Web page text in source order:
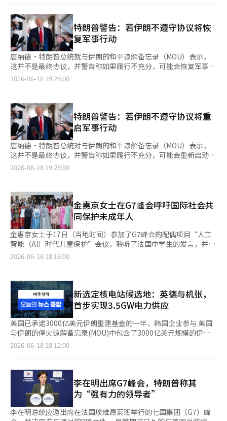
的七国集团（G7）峰会期间与记者会面时表示，如果对该MOU不
满意，将会恢复轰炸。他重申，如果德黑兰不遵守协议，将可能重
新发动战争，并指出此次协议的目的是阻止伊朗拥有核武器。 他
批评了奥巴马前总统在2015年签署的伊朗核协议（JCPOA），称
其是通往核武器的道路。相对而言，他表示此次MOU是“阻断这
条道路的机制”，并称美国的目标是确保伊朗无法开发或购买核武
器。 根据美联社公布的美国提案，协议内容包括停止敌对行为、
重新开放霍尔木兹海峡通航、通过外交手段解决伊朗核问题、减轻
谈判，双方可在达成一致的情况下延长期限。 特朗普总统提到关
于解冻资产的问题时表示：“那不是我们的钱，而是他们的钱”，
并指出“在某个时刻必须归还”。不过，他强调“减轻制裁和恢复
投资等经济利益必须以伊朗遵守承诺为前提”。他否认了关于美国
直接投资3000亿美元（约454万亿韩元）重建基金或施压海湾国家
出资的报道。 此次协议的达成似乎也受到战争长期化带来的经济
压力的影响。特朗普总统表示：“如果冲突持续，油价可能会急剧
上涨，市场不安加剧”，并表示“不希望出现经济灾难”。国际油
行动的警告后，部分跌幅有所回升。 在弹道导弹问题上，特朗普
表现出较为灵活的态度。他表示：“在其他国家拥有导弹的情况
下，仅限制伊朗的部分导弹是不公平的。”这表明，虽然核武器开
发受到限制，但弹道导弹问题可以在后续谈判中单独处理。 此次
MOU是美国与伊朗之间停止军事冲突的起点，但在最终协议达成
之前，仍需就核活动的验证、制裁解除的时机、冻结资产的解冻、
重建基金及导弹问题等进行谈判。特朗普总统公开提及若履行失败
将恢复轰炸的可能性，预计谈判过程中的紧张局势将持续。※ 本
特朗普警告：若伊朗不遵守协议将恢
复军事行动
唐纳德·特朗普总统就与伊朗的和平谅解备忘录（MOU）表示，
这并不是最终协议，并警告称如果履行不充分，可能会恢复军事行
动。美国的提案中包括阻止伊朗核武器开发、重新开放霍尔木兹海
举行的七国集团（G7）峰会期间与记者交谈时表示，如果不满意
这项MOU，他将“再次进行轰炸”。他重申，如果德黑兰不遵守
协议，可能会重新发动战争，并指出此次协议的目的是阻止伊朗拥
有核武器。 他批评了奥巴马总统时期签署的2015年伊朗核协议
（JCPOA），称其是“通往核武器的道路”。相对而言，他认为此
次MOU是“阻止这条道路的机制”，并声称美国的目标是确保伊
朗无法开发或购买核武器。 根据美方公布的提案，协议内容包括
停止敌对行为、重新开放霍尔木兹海峡通航、通过外交解决伊朗核
在60天内进行后续谈判，双方同意的情况下可以延长期限。 特朗
普总统谈到解冻资产时表示，“那不是我们的钱，而是他们的
钱”，并指出“在某个时刻必须归还”。不过，他强调，“解除制
裁和恢复投资等经济利益必须在伊朗遵守承诺的情况下才能实
现”。关于3000亿美元（约454万亿人民币）规模的重建基金，美
国并未直接投资，也未向海湾国家施压的报道被否认。 此次协议
的达成似乎也受到战争长期化带来的经济压力影响。特朗普总统表
示，“如果冲突持续，油价可能会大幅上涨，市场不安加剧”，他
而下跌，但在他发出恢复军事行动警告后，部分跌幅有所回升。
在弹道导弹问题上，特朗普表现出较为灵活的态度。他指出，“在
其他国家拥有导弹的情况下，仅限制伊朗拥有部分导弹是不公平
的”。这表明，核武器开发问题将被阻止，而导弹问题可能在后续
谈判中单独处理。 此次MOU是美国与伊朗之间停止军事冲突的起
点，但在最终协议达成之前，仍需围绕核活动的验证、制裁解除的
时机、冻结资产的解冻、重建基金以及导弹问题进行谈判。特朗普
总统公开提到如果履行失败将恢复轰炸的可能性，使得谈判过程中
2026-06-18 19:28:00
特朗普警告：若伊朗不遵守协议将重
启军事行动
唐纳德·特朗普总统对与伊朗的和平谅解备忘录（MOU）表示，
这并不是最终协议，并警告称如果履行不充分，可能会重新启动军
事行动。美国的提案中包括阻止伊朗核武器开发、重新开放霍尔木
（当地时间）于法国举行的七国集团（G7）峰会期间与记者交谈
时表示，如果对该MOU不满意，将会重新进行轰炸。他重申
了“如果德黑兰不遵守协议，将可能重新启动战争”的立场，并解
释称此次协议的目的是阻止伊朗拥有核武器。 他批评了奥巴马前
总统在2015年签署的伊朗核协议（JCPOA），称其是“通往核武
器的道路”。而此次MOU则被他称为“阻止这条道路的机制”，
并声称美国的目标是确保伊朗无法开发或购买核武器。 根据美联
社公布的美国提案，协议包括停止敌对行为、重新开放霍尔木兹海
产等内容。此外，协议还规定在60天内进行后续谈判，双方同意可
延长期限。 特朗普总统对解冻资产表示：“那不是我们的钱，而
是他们的钱”，并指出“在某个时刻必须归还”。不过，他强
调“减轻制裁和恢复投资等经济利益必须建立在伊朗遵守承诺的基
础上”。关于3000亿美元（约454万亿韩元）规模的重建基金，美
国是否会直接投资或向海湾国家施压的报道被他否认。 此次协议
似乎也受到战争长期化带来的经济负担影响。特朗普总统表
示：“如果冲突持续，油价可能会急剧上涨，市场不安加剧”，并
放的期待而下跌，但在他重启军事行动的警告后，部分跌幅有所回
升。 在弹道导弹问题上，特朗普表现出较为灵活的态度。他表
示：“在其他国家拥有导弹的情况下，仅限制伊朗的部分导弹是不
公平的。”这暗示着核武器开发将被阻止，而弹道导弹问题可以在
后续谈判中单独处理。 此次MOU是美国与伊朗之间停止军事冲突
的起点，但在最终协议达成之前，仍需围绕核活动的验证、制裁解
2026-06-18 19:28:00
金惠京女士在G7峰会呼吁国际社会共
同保护未成年人
金惠京女士于17日（当地时间）参加了G7峰会的配偶项目“人工
智能（AI）时代儿童保护”会议，聆听了法国中学生的发言，并与
其他国家的领导人配偶进行了自由交流。 金女士与韩国总统李在
年不仅是家庭的问题，更是国家和国际社会共同需要解决的课
题。” 根据青瓦台副发言人安贵玲的书面简报，此次活动是应G7
东道国法国的布丽吉特·马克龙女士的邀请而举行的。 会议结束
后，参加的学生们向金女士表示：“我们爱K-POP”，并请求合
影，金女士则教他们做“手指心”，并愉快地满足了他们的请求。
此外，金女士在“埃维昂矿泉水”的发源地附近与其他配偶一起品
尝矿泉水，并愉快地交流。 随后，金女士还参加了由马克龙夫人
主办的午餐会。 马克龙夫人亲自握住金女士的手，介绍午餐地点
人补充道。※ 本报道经人工智能（AI）系统翻译与编辑。
2026-06-18 18:16:00
新选定核电站候选地：英德与机张，
首步实现3.5GW电力供应
美国已承诺3000亿美元伊朗重建基金的一半，韩国企业参与 美国
与伊朗的停火谅解备忘录(MOU)中包含了3000亿美元规模的伊朗
重建民间基金的筹措方案，且韩国企业也参与其中，整体基金的超
案，其中超过一半的资金已完成出资承诺。 此前，《金融时报》
也曾援引美国高级官员的消息称，在美国与伊朗的停火谈判过程
中，讨论了对伊朗制裁的缓解以及3000亿美元规模的伊朗重建基
金的筹措方案。该报特别指出，韩国及其他亚洲、欧洲和美国企业
对该基金表现出浓厚的兴趣。一位熟悉谈判内容的消息人士表
2026-06-18 18:12:00
李在明出席G7峰会，特朗普称其
为“强有力的领导者”
李在明总统应邀出席在法国埃维昂莱班举行的七国集团（G7）峰